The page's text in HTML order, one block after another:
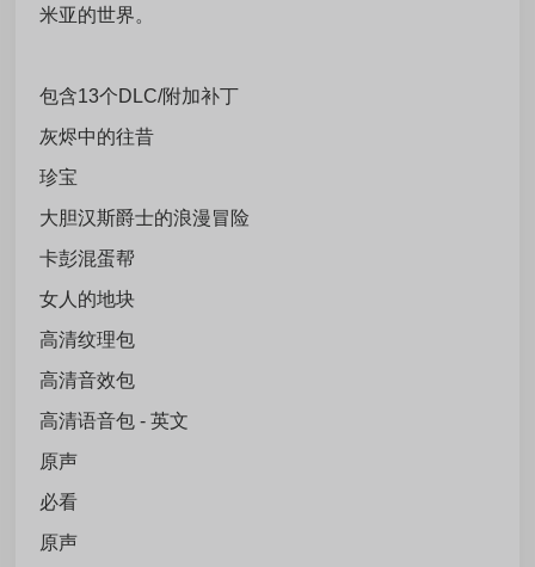
米亚的世界。
包含13个DLC/附加补丁
灰烬中的往昔
珍宝
大胆汉斯爵士的浪漫冒险
卡彭混蛋帮
女人的地块
高清纹理包
高清音效包
高清语音包 - 英文
原声
必看
原声